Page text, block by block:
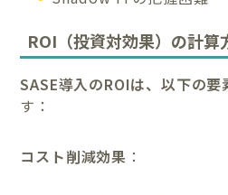
ROI（投資対効果）の計算
SASE導入のROIは、以下の
す：
コスト削減効果 ：